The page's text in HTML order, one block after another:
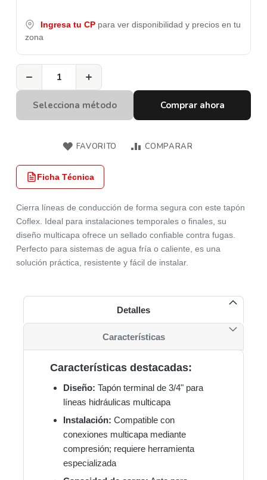
Ingresa tu CP para ver disponibilidad y precios en tu
zona
− +
Selecciona método Comprar ahora
FAVORITO COMPARAR
Ficha Técnica
Cierra líneas de conducción de forma segura con este tapón
Coflex. Ideal para instalaciones temporales o finales, su
diseño multicapa ofrece un sellado confiable contra fugas.
Perfecto para sistemas de agua fría o caliente, es una
solución práctica, resistente y fácil de instalar.
Detalles
Características destacadas:
Diseño: Tapón terminal de 3/4" para
líneas hidráulicas multicapa
Instalación: Compatible con
conexiones multicapa mediante
compresión; requiere herramienta
especializada
Características